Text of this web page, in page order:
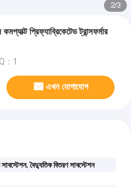
2/3
প্রিফ্যাব্রিকেটেড ট্রান্সফর্মার
：1
এখন যোগাযোগ
সাবস্টেশন,বৈদ্যুতিক বিতরণ সাবস্টেশন